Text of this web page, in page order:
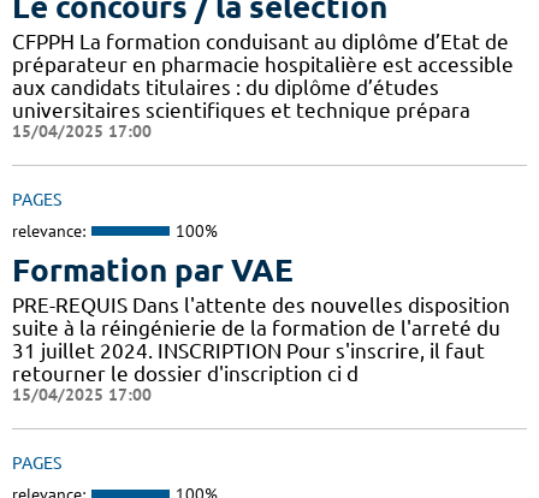
CFPPH La formation conduisant au diplôme d’Etat de
préparateur en pharmacie hospitalière est accessible
aux candidats titulaires : du diplôme d’études
universitaires scientifiques et technique prépara
15/04/2025 17:00
PAGES
relevance: 100%
Formation par VAE
PRE-REQUIS Dans l'attente des nouvelles disposition
suite à la réingénierie de la formation de l'arreté du
31 juillet 2024. INSCRIPTION Pour s'inscrire, il faut
retourner le dossier d'inscription ci d
15/04/2025 17:00
PAGES